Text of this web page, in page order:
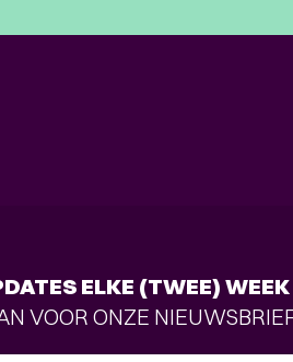
ELKE (TWEE)
VOOR ONZE